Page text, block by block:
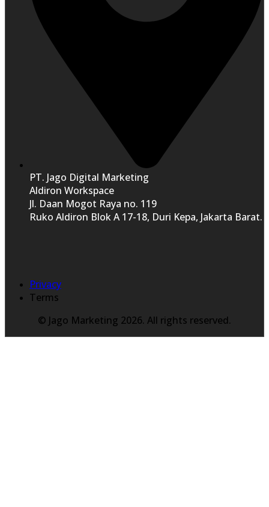
PT. Jago Digital Marketing
Aldiron Workspace
Jl. Daan Mogot Raya no. 119
Ruko Aldiron Blok A 17-18, Duri Kepa, Jakarta Barat.
Privacy
Terms
© Jago Marketing 2026. All rights reserved.